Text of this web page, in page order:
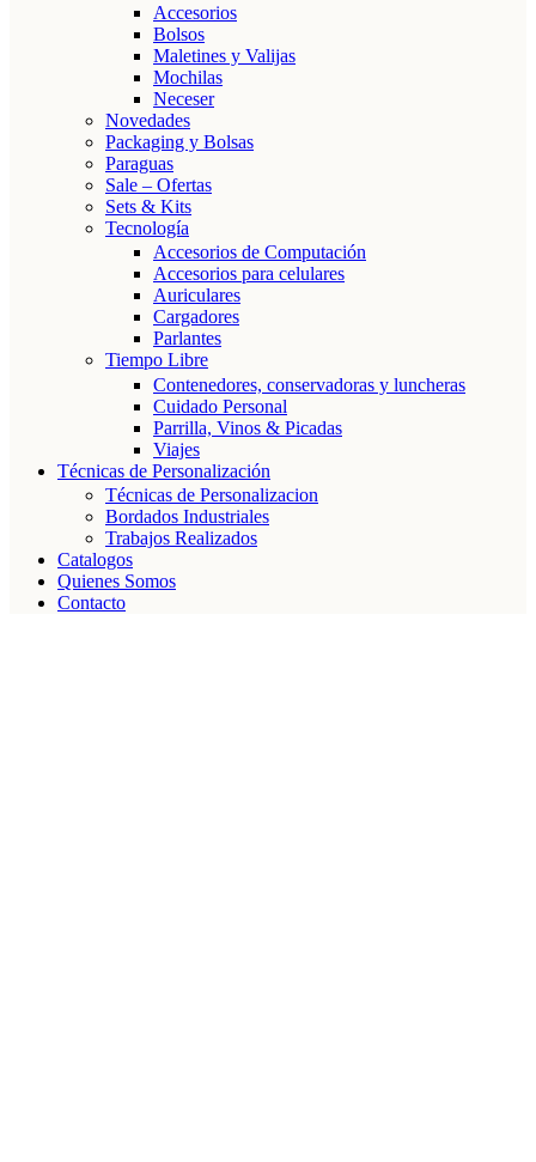
Accesorios
Bolsos
Maletines y Valijas
Mochilas
Neceser
Novedades
Packaging y Bolsas
Paraguas
Sale – Ofertas
Sets & Kits
Tecnología
Accesorios de Computación
Accesorios para celulares
Auriculares
Cargadores
Parlantes
Tiempo Libre
Contenedores, conservadoras y luncheras
Cuidado Personal
Parrilla, Vinos & Picadas
Viajes
Técnicas de Personalización
Técnicas de Personalizacion
Bordados Industriales
Trabajos Realizados
Catalogos
Quienes Somos
Contacto